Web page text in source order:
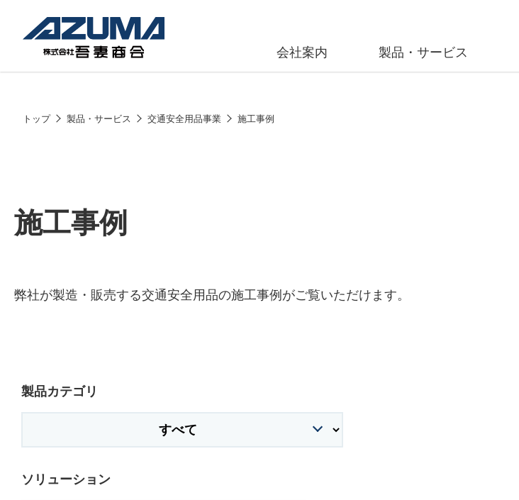
会社案内 製品・サービス
トップ 製品・サービス 交通安全用品事業 施工事例
施工事例
弊社が製造・販売する交通安全用品の施工事例がご覧いただけます。
製品カテゴリ
ソリューション